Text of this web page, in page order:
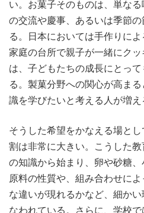
い。お菓子そのものは、単な
の交流や慶事、あるいは季節
る。日本においては手作りによ
家庭の台所で親子が一緒にク
は、子どもたちの成長にとっ
る。製菓分野への関心が高ま
識を学びたいと考える人が増え
そうした希望をかなえる場と
割は非常に大きい。こうした
の知識から始まり、卵や砂糖
原料の性質や、組み合わせに
な違いが現れるかなど、細か
なわれている。さらに、学校